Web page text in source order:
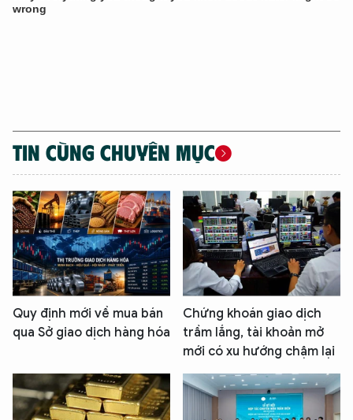
TIN CÙNG CHUYÊN MỤC
Quy định mới về mua bán
qua Sở giao dịch hàng hóa
Chứng khoán giao dịch
trầm lắng, tài khoản mở
mới có xu hướng chậm lại